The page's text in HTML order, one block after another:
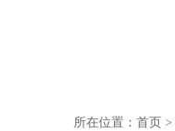
所在位置： 首页 >